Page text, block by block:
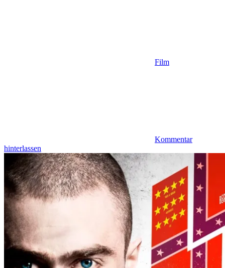
Film
Kommentar
hinterlassen